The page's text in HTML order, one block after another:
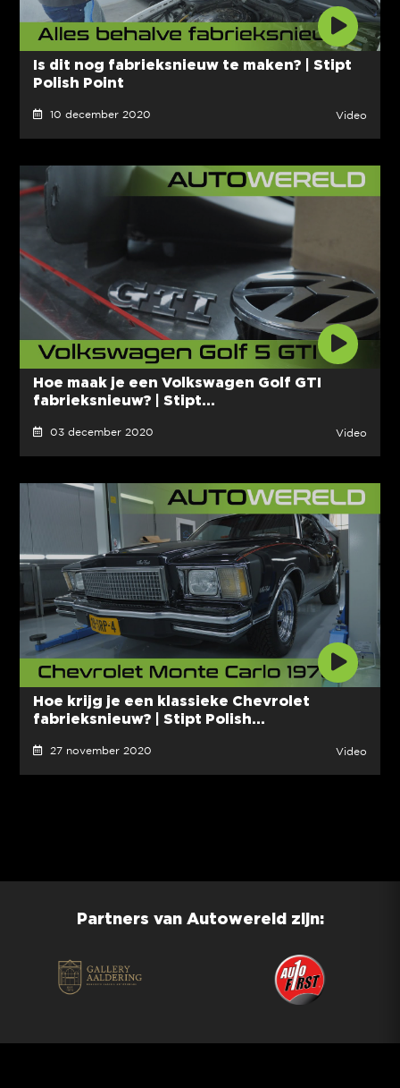
Is dit nog fabrieksnieuw te maken? | Stipt
Polish Point
10 december 2020 Video
Hoe maak je een Volkswagen Golf GTI
fabrieksnieuw? | Stipt...
03 december 2020 Video
Hoe krijg je een klassieke Chevrolet
fabrieksnieuw? | Stipt Polish...
27 november 2020 Video
Partners van Autowereld zijn: